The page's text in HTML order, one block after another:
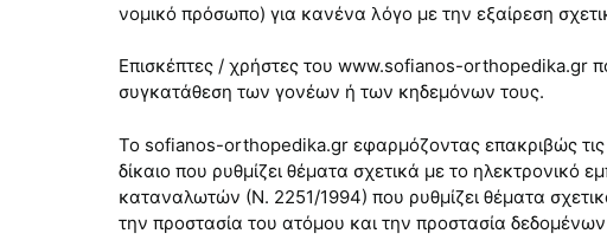
νομικό πρόσωπο) για κανένα λόγο με την εξαίρεση
Επισκέπτες / χρήστες του www.sofianos-orthopedika.gr
συγκατάθεση των γονέων ή των κηδεμόνων τους.
Το sofianos-orthopedika.gr εφαρμόζοντας επακριβώς
δίκαιο που ρυθμίζει θέματα σχετικά με το
καταναλωτών (Ν. 2251/1994) που ρυθμίζει θέματα
την προστασία του ατόμου και την προστασία